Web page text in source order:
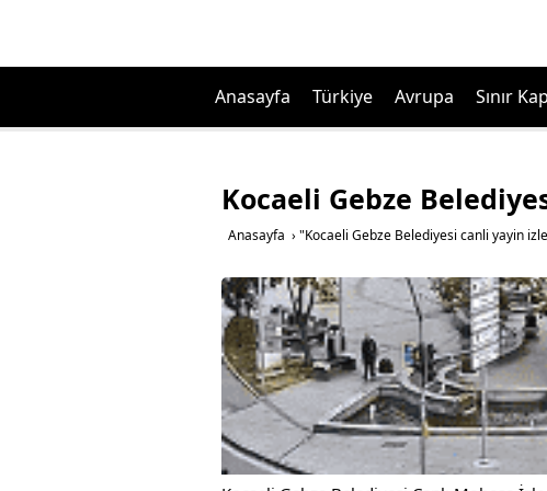
Anasayfa Türkiye Avrupa Sınır
Kocaeli Gebze
Anasayfa › "Kocaeli Gebze Belediyesi canli yayin